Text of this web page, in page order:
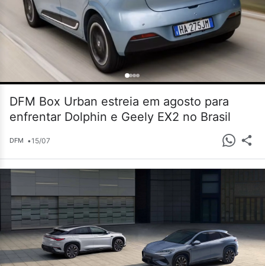
DFM Box Urban estreia em agosto para
enfrentar Dolphin e Geely EX2 no Brasil
DFM •15/07